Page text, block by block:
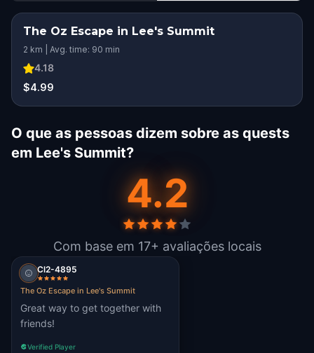
The Oz Escape in Lee's Summit
2 km | Avg. time: 90 min
4.18
$4.99
O que as pessoas dizem sobre as quests
em Lee's Summit?
4.2
Com base em 17+ avaliações locais
Cl2-4895
The Oz Escape in Lee's Summit
Great way to get together with
friends!
Verified Player